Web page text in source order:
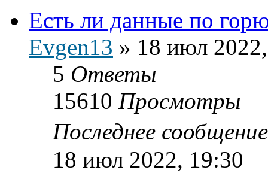
Есть ли данные по
Evgen13 » 18 июл
5 Ответы
15610 Просмотры
Последнее
18 июл 2022, 19:30